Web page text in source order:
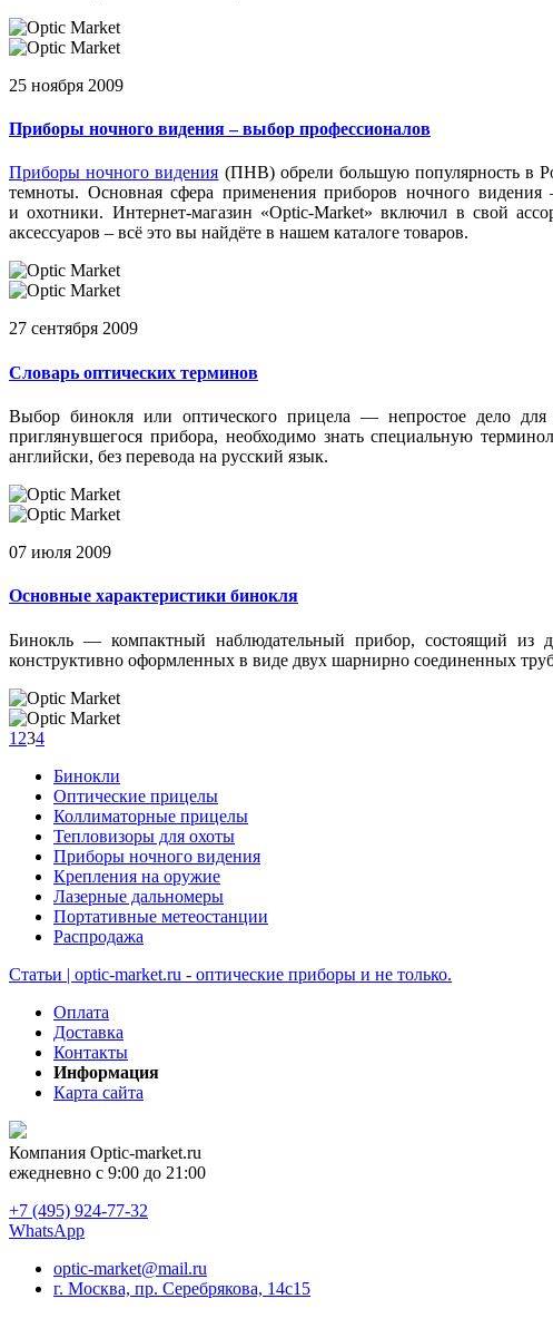
25 ноября 2009
Приборы ночного видения – выбор профессионалов
Приборы ночного видения (ПНВ) обрели большую популярность в
темноты. Основная сфера применения приборов ночного
и охотники. Интернет-магазин «Optic-Market» включил в свой
аксессуаров – всё это вы найдёте в нашем каталоге товаров.
27 сентября 2009
Словарь оптических терминов
Выбор бинокля или оптического прицела — непростое дело
приглянувшегося прибора, необходимо знать специальную
английски, без перевода на русский язык.
07 июля 2009
Основные характеристики бинокля
Бинокль — компактный наблюдательный прибор, состоящий из
конструктивно оформленных в виде двух шарнирно соединенных
1 234
Бинокли
Оптические прицелы
Коллиматорные прицелы
Тепловизоры для охоты
Приборы ночного видения
Крепления на оружие
Лазерные дальномеры
Портативные метеостанции
Распродажа
Статьи | optic-market.ru - оптические приборы и не только.
Оплата
Доставка
Контакты
Информация
Карта сайта
Компания Optic-market.ru
ежедневно с 9:00 до 21:00
+7 (495) 924-77-32
WhatsApp
optic-market@mail.ru
г. Москва, пр. Серебрякова, 14с15